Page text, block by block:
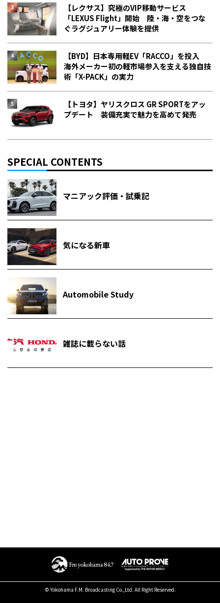
【レクサス】究極のVIP移動サービス
「LEXUS Flight」開始 陸・海・空をつな
ぐラグジュアリー体験を提供
【BYD】日本専用軽EV「RACCO」を投入
海外メーカー初の軽市場参入を支える独自技
術「X-PACK」の実力
【トヨタ】ヤリスクロス GR SPORTをアッ
プデート 装備充実で魅力を高めて発売
SPECIAL CONTENTS
マニアック評価・試乗記
気になる新車
Automobile Study
雑誌に載らない話
© Yokohama F.M. Broadcasting Co.,Ltd. All Right Reserved.